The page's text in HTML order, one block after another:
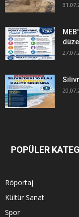
POPÜLER
Röportaj
Kültür Sanat
Spor